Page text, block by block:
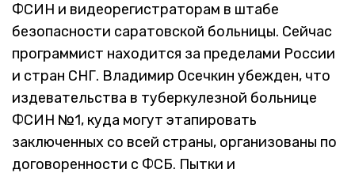
ФСИН и видеорегистраторам в штабе
безопасности саратовской больницы. Сейчас
программист находится за пределами России
и стран СНГ. Владимир Осечкин убежден, что
издевательства в туберкулезной больнице
ФСИН №1, куда могут этапировать
заключенных со всей страны, организованы по
договоренности с ФСБ. Пытки и